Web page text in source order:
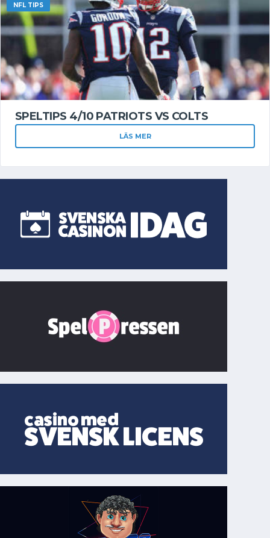
NFL TIPS
SPELTIPS 4/10 PATRIOTS VS COLTS
LÄS MER